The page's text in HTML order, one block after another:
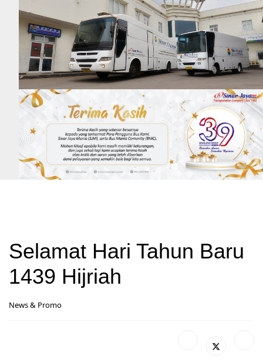
Selamat Hari Tahun Baru
1439 Hijriah
News & Promo